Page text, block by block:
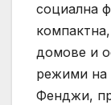
социална
домове и
режими на
Фенджи,